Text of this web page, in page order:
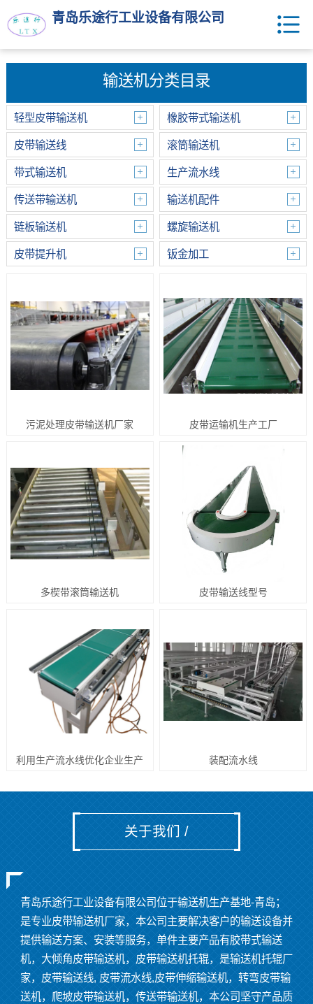
青岛乐途行工业设备有限公司
输送机分类目录
轻型皮带输送机 橡胶带式输送机
皮带输送线 滚筒输送机
带式输送机 生产流水线
传送带输送机 输送机配件
链板输送机 螺旋输送机
皮带提升机 钣金加工
污泥处理皮带输送机厂家 皮带运输机生产工厂
多楔带滚筒输送机 皮带输送线型号
利用生产流水线优化企业生产 装配流水线
关于我们 /
青岛乐途行工业设备有限公司位于输送机生产基地-青岛；
是专业皮带输送机厂家，本公司主要解决客户的输送设备并
提供输送方案、安装等服务，单件主要产品有胶带式输送
机，大倾角皮带输送机，皮带输送机托辊，是输送机托辊厂
家，皮带输送线, 皮带流水线,皮带伸缩输送机，转弯皮带输
送机，爬坡皮带输送机，传送带输送机，本公司坚守产品质